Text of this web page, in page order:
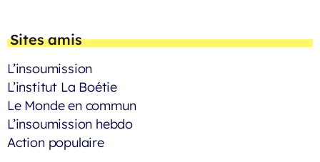
Sites amis
L’insoumission
L’institut La Boétie
Le Monde en commun
L’insoumission hebdo
Action populaire